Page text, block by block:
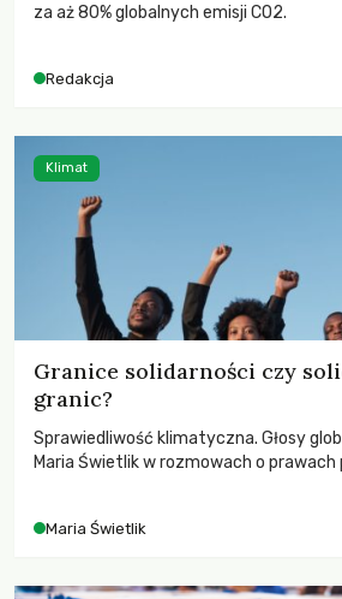
za aż 80% globalnych emisji CO2.
Redakcja
Granice solidarności czy
granic?
Sprawiedliwość klimatyczna. Głosy
Maria Świetlik w rozmowach o
Maria Świetlik
Klimat